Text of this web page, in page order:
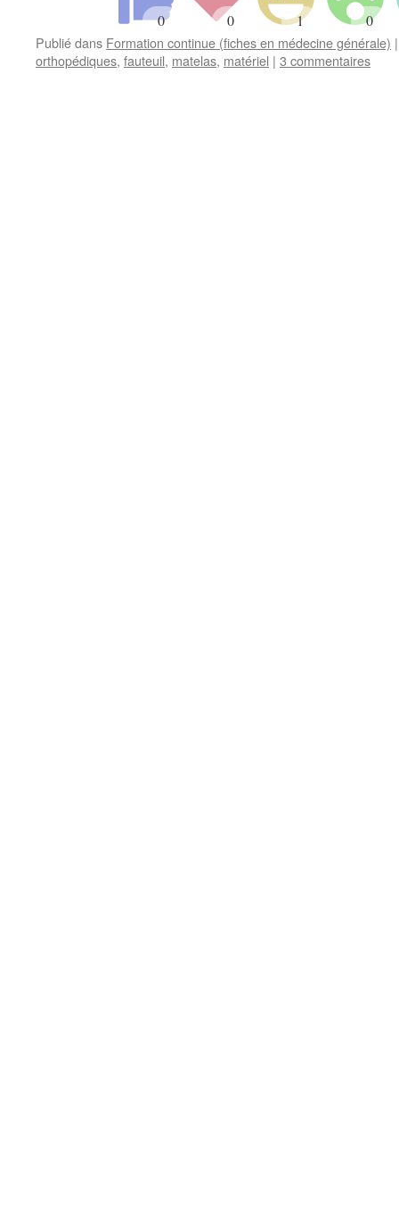
Publié dans Formation continue (fiches en médecine générale) |
orthopédiques, fauteuil, matelas, matériel | 3 commentaires